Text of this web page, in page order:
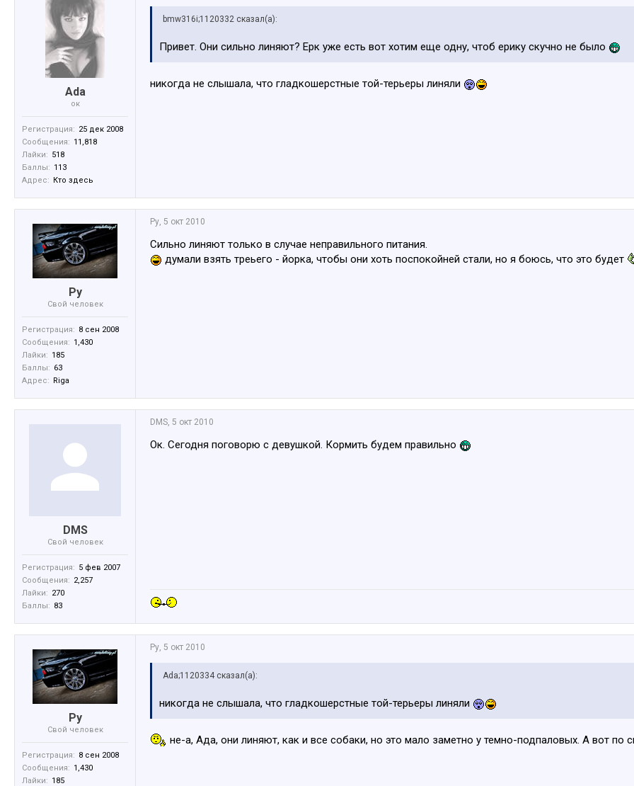
Ada
ок
Регистрация: 25 дек 2008
Сообщения: 11,818
Лайки: 518
Баллы: 113
Адрес: Кто здесь
bmw316i;1120332 сказал(а):
Привет. Они сильно линяют? Ерк уже есть вот хотим еще одну, чтоб ерику скучно не было
никогда не слышала, что гладкошерстные той-терьеры линяли
Ру
Свой человек
Регистрация: 8 сен 2008
Сообщения: 1,430
Лайки: 185
Баллы: 63
Адрес: Riga
Ру, 5 окт 2010
Сильно линяют только в случае неправильного питания.
думали взять треьего - йорка, чтобы они хоть поспокойней стали, но я боюсь, что это будет
DMS
Свой человек
Регистрация: 5 фев 2007
Сообщения: 2,257
Лайки: 270
Баллы: 83
DMS, 5 окт 2010
Ок. Сегодня поговорю с девушкой. Кормить будем правильно
Ру
Свой человек
Регистрация: 8 сен 2008
Сообщения: 1,430
Лайки: 185
Ру, 5 окт 2010
Ada;1120334 сказал(а):
никогда не слышала, что гладкошерстные той-терьеры линяли
не-а, Ада, они линяют, как и все собаки, но это мало заметно у темно-подпаловых. А вот по